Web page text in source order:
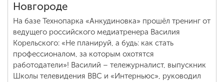
Студенческая жизнь
Сведения об
образовательной
организации
Новгороде
На базе Технопарка «Анкудиновка» прошёл тренинг от
ведущего российского медиатренера Василия
Корельского: «Не планируй, а будь: как стать
профессионалом, за которым охотятся
работодатели»! Василий – тележурналист, выпускник
Школы телевидения BBC и «Интерньюс», руководил